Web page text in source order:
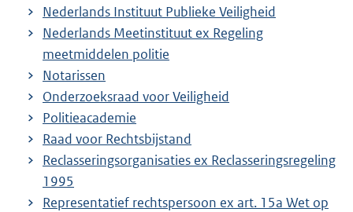
Nederlands Instituut Publieke Veiligheid
Nederlands Meetinstituut ex Regeling
meetmiddelen politie
Notarissen
Onderzoeksraad voor Veiligheid
Politieacademie
Raad voor Rechtsbijstand
Reclasseringsorganisaties ex Reclasseringsregeling
1995
Representatief rechtspersoon ex art. 15a Wet op